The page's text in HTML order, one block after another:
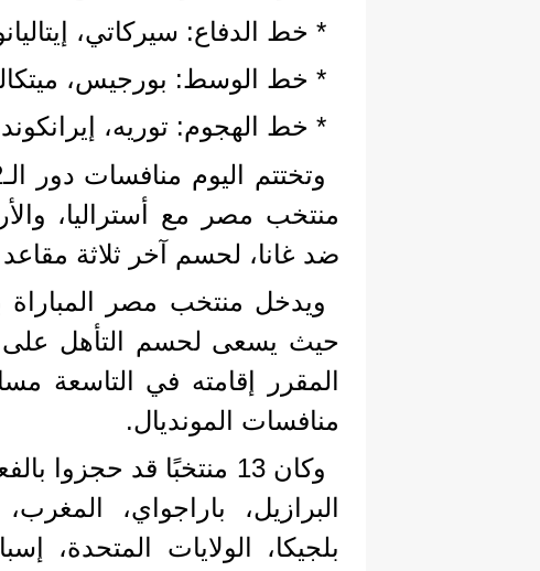
* خط الدفاع: سيركاتي،
* خط الوسط: بورجيس،
* خط الهجوم: توريه،
منتخب مصر مع أستراليا،
ضد غانا، لحسم آخر ثلاثة مقاعد
ويدخل منتخب مصر
حيث يسعى لحسم التأهل على
المقرر إقامته في التاسعة
منافسات المونديال.
البرازيل، باراجواي،
بلجيكا، الولايات المتحدة،